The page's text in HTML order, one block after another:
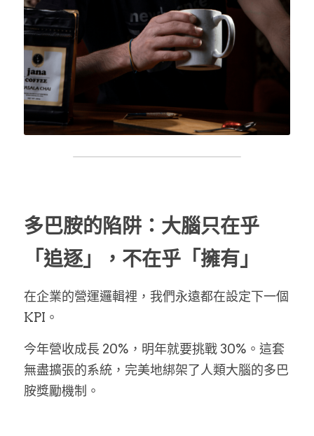
多巴胺的陷阱：大腦只在乎
「追逐」，不在乎「擁有」
在企業的營運邏輯裡，我們永遠都在設定下一個
KPI。
今年營收成長 20%，明年就要挑戰 30%。這套
無盡擴張的系統，完美地綁架了人類大腦的多巴
胺獎勵機制。